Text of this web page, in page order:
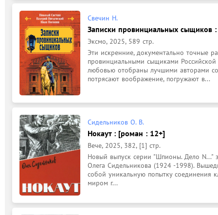
Свечин Н.
Записки провинциальных сыщиков
Эксмо, 2025, 589 стр.
Эти искренние, документально точные
провинциальными сыщиками
любовью отобраны лучшими авторами
потрясают воображение, погружают в...
Сидельников О. В.
Нокаут : [роман : 12+]
Вече, 2025, 382, [1] стр.
Новый выпуск серии "Шпионы. Дело N..."
Олега Сидельникова (1924 -1998).
собой уникальную попытку соединения
миром г...